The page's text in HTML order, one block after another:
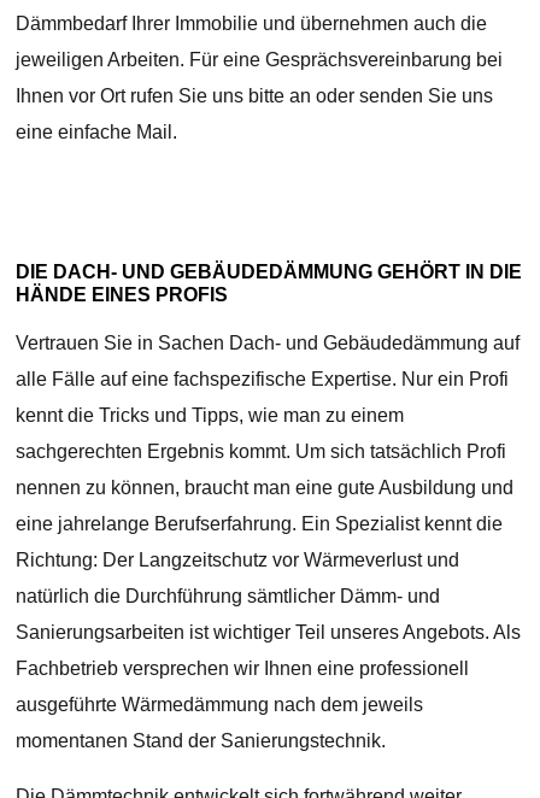
Dämmbedarf Ihrer Immobilie und übernehmen auch die
jeweiligen Arbeiten. Für eine Gesprächsvereinbarung bei
Ihnen vor Ort rufen Sie uns bitte an oder senden Sie uns
eine einfache Mail.
DIE DACH- UND GEBÄUDEDÄMMUNG GEHÖRT IN DIE
HÄNDE EINES PROFIS
Vertrauen Sie in Sachen Dach- und Gebäudedämmung auf
alle Fälle auf eine fachspezifische Expertise. Nur ein Profi
kennt die Tricks und Tipps, wie man zu einem
sachgerechten Ergebnis kommt. Um sich tatsächlich Profi
nennen zu können, braucht man eine gute Ausbildung und
eine jahrelange Berufserfahrung. Ein Spezialist kennt die
Richtung: Der Langzeitschutz vor Wärmeverlust und
natürlich die Durchführung sämtlicher Dämm- und
Sanierungsarbeiten ist wichtiger Teil unseres Angebots. Als
Fachbetrieb versprechen wir Ihnen eine professionell
ausgeführte Wärmedämmung nach dem jeweils
momentanen Stand der Sanierungstechnik.